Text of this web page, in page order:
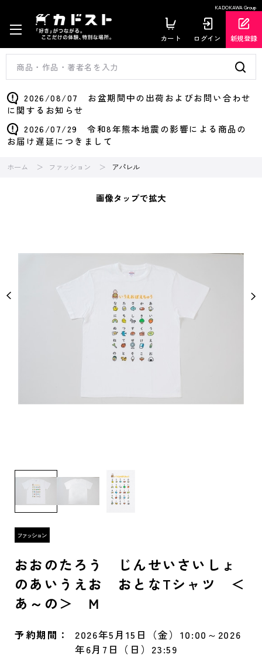
KADOKAWA Group
カート ログイン 新規登録
2026/08/07 お盆期間中の出荷およびお問い合わせ
に関するお知らせ
2026/07/29 令和8年熊本地震の影響による商品の
お届け遅延につきまして
ホーム ファッション アパレル
画像タップで拡大
おおのたろう じんせいさいしょ
のあいうえお おとなTシャツ ＜
あ～の＞ M
予約期間
2026年5月15日（金）10:00～2026
年6月7日（日）23:59